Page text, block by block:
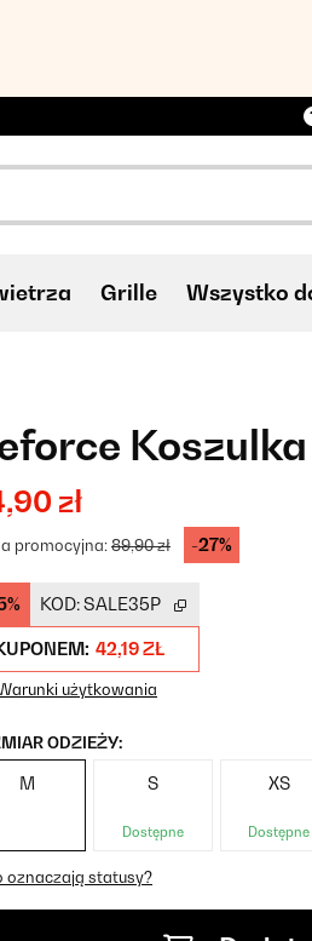
Grille Wszystko
zł
promocyjna:89,90 zł -27%
KOD:SALE35P
42,19 ZŁ
użytkowania
ODZIEŻY:
M S
Dostępne
XS
Dostępne
oznaczają statusy?